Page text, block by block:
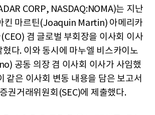
CORP, NASDAQ:NOMA)는 지난
킨 마르틴(Joaquin Martin) 아메리카
겸 글로벌 부회장을 이사회 이사
다. 이와 동시에 마누엘 비스카이노
공동 의장 겸 이사회 이사가 사임했
같은 이사회 변동 내용을 담은 보고서
권거래위원회(SEC)에 제출했다.